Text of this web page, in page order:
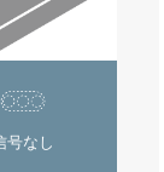
号なし